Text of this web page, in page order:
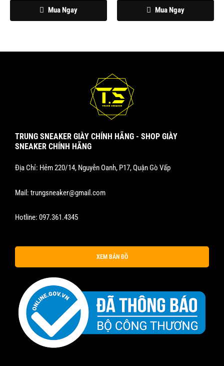
Mua Ngay Mua Ngay
TRUNG SNEAKER GIÀY CHÍNH HÃNG - SHOP GIÀY
SNEAKER CHÍNH HÃNG
Địa Chỉ: Hẻm 220/14, Nguyễn Oanh, P17, Quận Gò Vấp
Mail: trungsneaker@gmail.com
Hotline: 097.361.4345
XEM BẢN ĐỒ